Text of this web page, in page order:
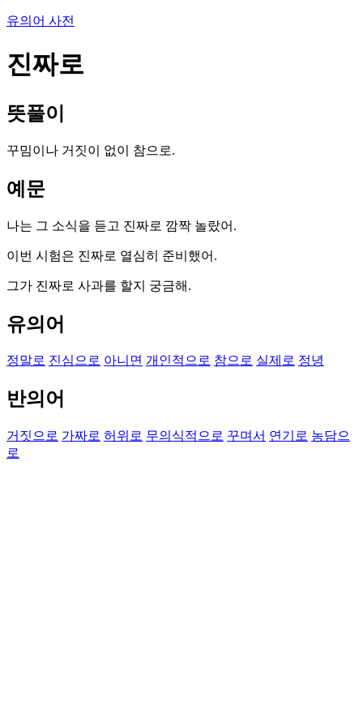
유의어 사전
진짜로
뜻풀이
꾸밈이나 거짓이 없이 참으로.
예문
나는 그 소식을 듣고 진짜로 깜짝 놀랐어.
이번 시험은 진짜로 열심히 준비했어.
그가 진짜로 사과를 할지 궁금해.
유의어
정말로 진심으로 아니면 개인적으로 참으로 실제로 정녕
반의어
거짓으로 가짜로 허위로 무의식적으로 꾸며서 연기로 농담으
로